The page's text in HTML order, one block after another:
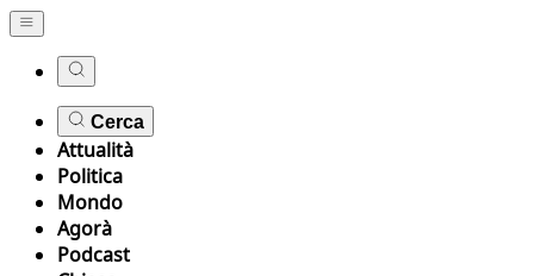
Cerca
Attualità
Politica
Mondo
Agorà
Podcast